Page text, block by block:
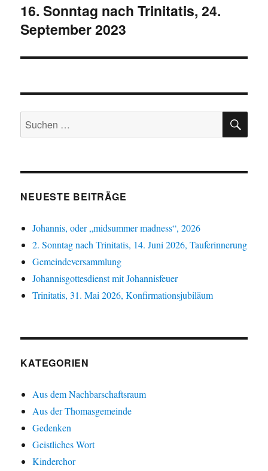
Nächster
Beitrag:
16. Sonntag nach Trinitatis, 24.
September 2023
Suchen
nach:
NEUESTE BEITRÄGE
Johannis, oder „midsummer madness“, 2026
2. Sonntag nach Trinitatis, 14. Juni 2026, Tauferinnerung
Gemeindeversammlung
Johannisgottesdienst mit Johannisfeuer
Trinitatis, 31. Mai 2026, Konfirmationsjubiläum
KATEGORIEN
Aus dem Nachbarschaftsraum
Aus der Thomasgemeinde
Gedenken
Geistliches Wort
Kinderchor